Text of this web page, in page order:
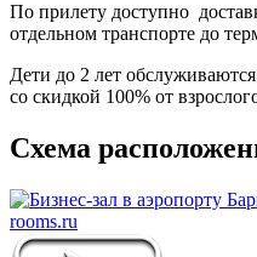
По прилету доступно
отдельном транспорте до
Дети до 2 лет
со скидкой 100% от
Схема